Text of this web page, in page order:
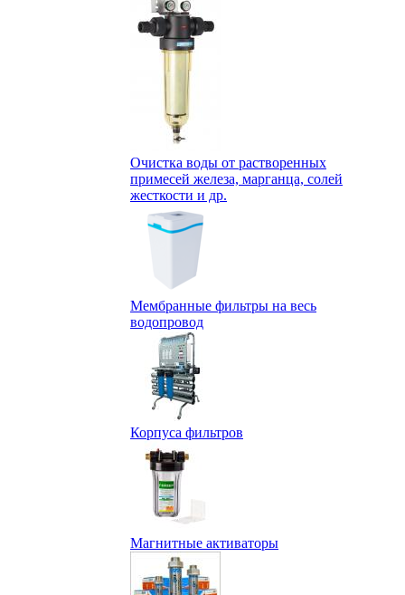
Очистка воды от растворенных
примесей железа, марганца, солей
жесткости и др.
Мембранные фильтры на весь
водопровод
Корпуса фильтров
Магнитные активаторы